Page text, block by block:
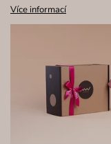
Více informací